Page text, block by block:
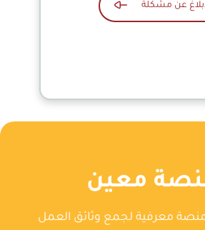
عن مشكلة
معين
معرفية لجمع وثائق العمل